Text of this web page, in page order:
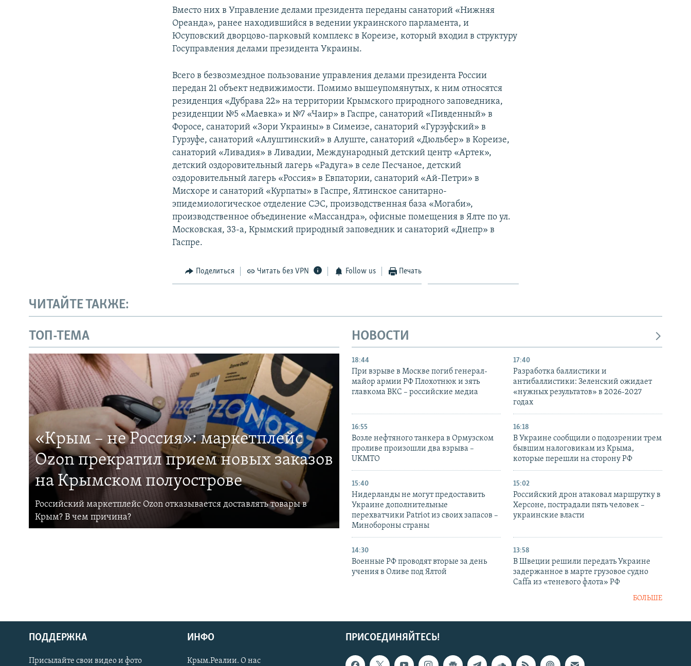
Українською
Вместо них в Управление делами президента переданы санаторий «Нижняя
Ореанда», ранее находившийся в ведении украинского парламента, и
Юсуповский дворцово-парковый комплекс в Кореизе, который входил в структуру
Госуправления делами президента Украины.
Всего в безвозмездное пользование управления делами президента России
передан 21 объект недвижимости. Помимо вышеупомянутых, к ним относятся
резиденция «Дубрава 22» на территории Крымского природного заповедника,
резиденции №5 «Маевка» и №7 «Чаир» в Гаспре, санаторий «Пивденный» в
Форосе, санаторий «Зори Украины» в Симеизе, санаторий «Гурзуфский» в
Гурзуфе, санаторий «Алуштинский» в Алуште, санаторий «Дюльбер» в Кореизе,
санаторий «Ливадия» в Ливадии, Международный детский центр «Артек»,
детский оздоровительный лагерь «Радуга» в селе Песчаное, детский
оздоровительный лагерь «Россия» в Евпатории, санаторий «Ай-Петри» в
Мисхоре и санаторий «Курпаты» в Гаспре, Ялтинское санитарно-
эпидемиологическое отделение СЭС, производственная база «Могаби»,
производственное объединение «Массандра», офисные помещения в Ялте по ул.
Московская, 33-а, Крымский природный заповедник и санаторий «Днепр» в
Гаспре.
Поделиться Читать без VPN Follow us Печать
ЧИТАЙТЕ ТАКЖЕ:
ТОП-ТЕМА
«Крым – не Россия»: маркетплейс
Ozon прекратил прием новых заказов
на Крымском полуострове
Российский маркетплейс Ozon отказывается доставлять товары в
Крым? В чем причина?
НОВОСТИ
18:44
При взрыве в Москве погиб генерал-
майор армии РФ Плохотнюк и зять
главкома ВКС – российские медиа
17:40
Разработка баллистики и
антибаллистики: Зеленский ожидает
«нужных результатов» в 2026-2027
годах
16:55
Возле нефтяного танкера в Ормузском
проливе произошли два взрыва –
UKMTO
16:18
В Украине сообщили о подозрении трем
бывшим налоговикам из Крыма,
которые перешли на сторону РФ
15:40
Нидерланды не могут предоставить
Украине дополнительные
перехватчики Patriot из своих запасов –
Минобороны страны
15:02
Российский дрон атаковал маршрутку в
Херсоне, пострадали пять человек –
украинские власти
14:30
Военные РФ проводят вторые за день
учения в Оливе под Ялтой
13:58
В Швеции решили передать Украине
задержанное в марте грузовое судно
Caffa из «теневого флота» РФ
БОЛЬШЕ
ПРИСОЕДИНЯЙТЕСЬ!
ПОДДЕРЖКА
Присылайте свои видео и фото
ИНФО
Крым.Реалии. О нас